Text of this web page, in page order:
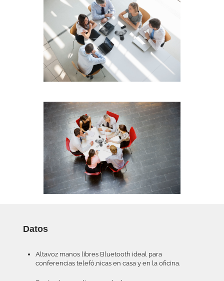
Datos
Altavoz manos libres Bluetooth ideal para
conferencias telefó,nicas en casa y en la oficina.